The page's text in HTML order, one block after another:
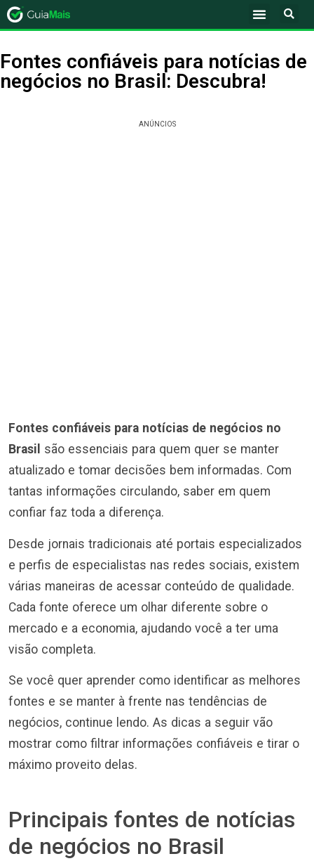
Fontes confiáveis para notícias de
negócios no Brasil: Descubra!
ANÚNCIOS
Fontes confiáveis para notícias de negócios no
Brasil são essenciais para quem quer se manter
atualizado e tomar decisões bem informadas. Com
tantas informações circulando, saber em quem
confiar faz toda a diferença.
Desde jornais tradicionais até portais especializados
e perfis de especialistas nas redes sociais, existem
várias maneiras de acessar conteúdo de qualidade.
Cada fonte oferece um olhar diferente sobre o
mercado e a economia, ajudando você a ter uma
visão completa.
Se você quer aprender como identificar as melhores
fontes e se manter à frente nas tendências de
negócios, continue lendo. As dicas a seguir vão
mostrar como filtrar informações confiáveis e tirar o
máximo proveito delas.
Principais fontes de notícias
de negócios no Brasil